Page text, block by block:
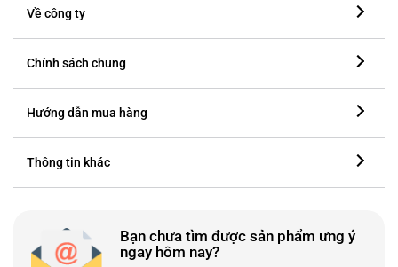
Về công ty
Chính sách chung
Hướng dẫn mua hàng
Thông tin khác
Bạn chưa tìm được sản phẩm ưng ý
ngay hôm nay?